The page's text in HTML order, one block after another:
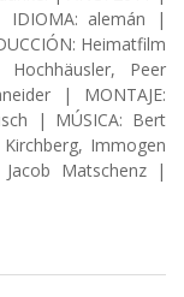
IDIOMA: alemán |
Heimatfilm
Peer
| MONTAJE:
| MÚSICA: Bert
Immogen
Matschenz |